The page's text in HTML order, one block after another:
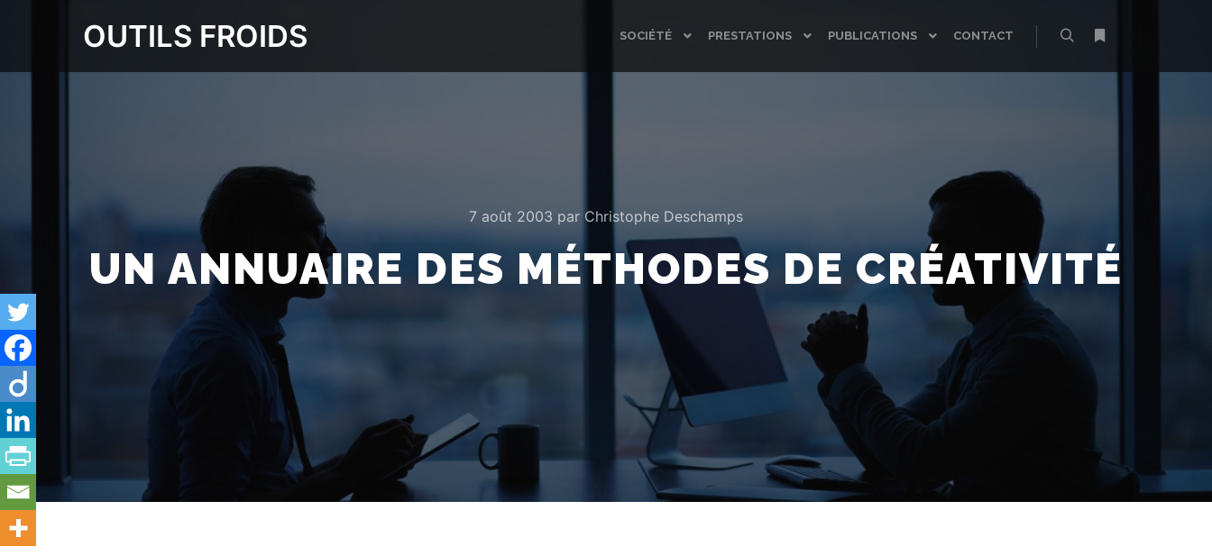
OUTILS FROIDS SOCIÉTÉ PRESTATIONS PUBLICATIONS
CONTACT
7 août 2003 par Christophe Deschamps
UN ANNUAIRE DES MÉTHODES DE CRÉATIVITÉ